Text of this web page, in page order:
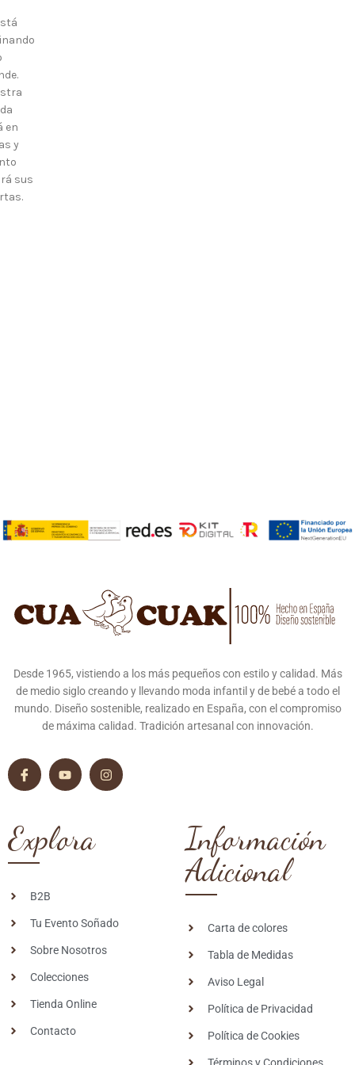
en
y
sus
Desde 1965, vistiendo a los más pequeños con estilo y calidad. Más
de medio siglo creando y llevando moda infantil y de bebé a todo el
mundo. Diseño sostenible, realizado en España, con el compromiso
de máxima calidad. Tradición artesanal con innovación.
Explora
B2B
Tu Evento Soñado
Sobre Nosotros
Colecciones
Tienda Online
Contacto
Información
Adicional
Carta de colores
Tabla de Medidas
Aviso Legal
Política de Privacidad
Política de Cookies